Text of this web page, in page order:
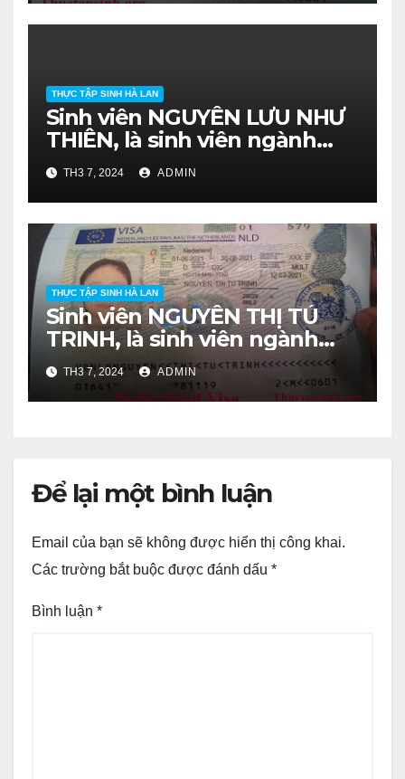
THỰC TẬP SINH HÀ LAN
Sinh viên NGUYỄN LƯU NHƯ
THIÊN, là sinh viên ngành
Nông Học, lớp DH16NHA
khóa 2016-2020.
TH3 7, 2024 ADMIN
THỰC TẬP SINH HÀ LAN
Sinh viên NGUYỄN THỊ TÚ
TRINH, là sinh viên ngành
Bảo Vệ Thực Vật, lớp DH16BV
khóa 2016-2020.
TH3 7, 2024 ADMIN
Để lại một bình luận
Email của bạn sẽ không được hiển thị công khai.
Các trường bắt buộc được đánh dấu *
Bình luận *